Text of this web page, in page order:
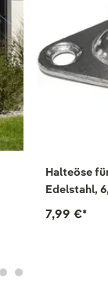
Halteöse
Edelstahl,
7,99 €*